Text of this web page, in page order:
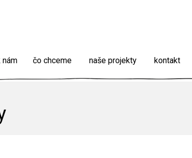
nám čo chceme naše projekty kontakt